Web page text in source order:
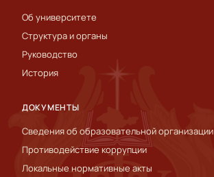
Об университете
Структура и органы
Руководство
История
ДОКУМЕНТЫ
Сведения об образовательной организации
Противодействие коррупции
Локальные нормативные акты